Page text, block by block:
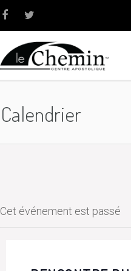
Calendrier
Cet événement est passé